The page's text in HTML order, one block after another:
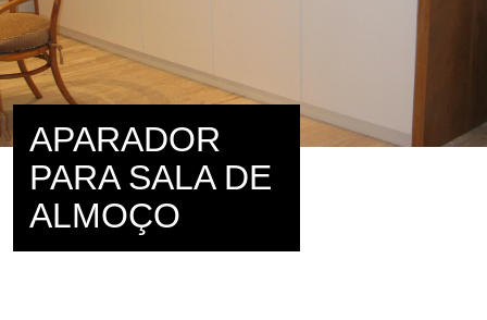
APARADOR
PARA SALA DE
ALMOÇO